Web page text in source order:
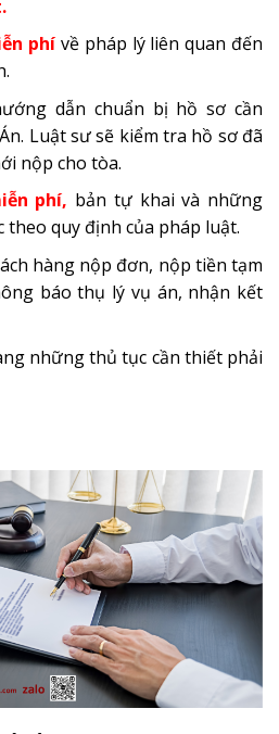
phí về pháp lý liên quan đến
dẫn chuẩn bị hồ sơ cần
Luật sư sẽ kiểm tra hồ sơ đã
nộp cho tòa.
phí, bản tự khai và những
quy định của pháp luật.
hàng nộp đơn, nộp tiền tạm
báo thụ lý vụ án, nhận kết
những thủ tục cần thiết phải